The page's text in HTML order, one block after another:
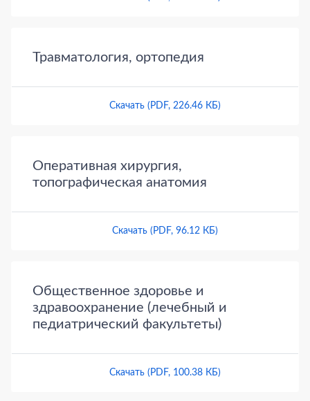
Травматология, ортопедия
Скачать (PDF, 226.46 КБ)
Оперативная хирургия,
топографическая анатомия
Скачать (PDF, 96.12 КБ)
Общественное здоровье и
здравоохранение (лечебный и
педиатрический факультеты)
Скачать (PDF, 100.38 КБ)